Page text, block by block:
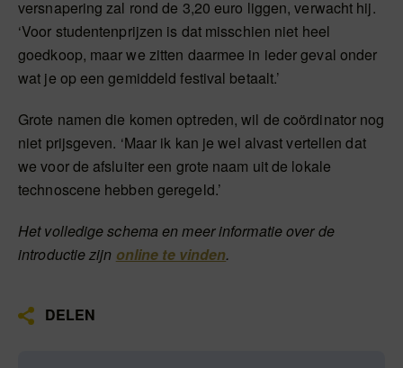
versnapering zal rond de 3,20 euro liggen, verwacht hij.
‘Voor studentenprijzen is dat misschien niet heel
goedkoop, maar we zitten daarmee in ieder geval onder
wat je op een gemiddeld festival betaalt.’
Grote namen die komen optreden, wil de coördinator nog
niet prijsgeven. ‘Maar ik kan je wel alvast vertellen dat
we voor de afsluiter een grote naam uit de lokale
technoscene hebben geregeld.’
Het volledige schema en meer informatie over de
introductie zijn online te vinden.
DELEN